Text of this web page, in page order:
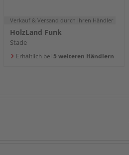
Verkauf & Versand durch Ihren Händler
HolzLand Funk
Stade
Erhältlich bei 5 weiteren Händlern